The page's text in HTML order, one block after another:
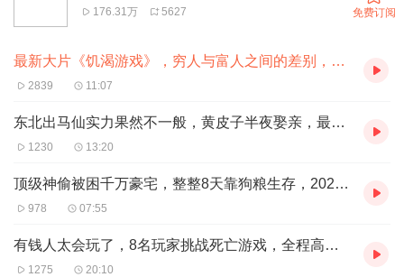
176.31万 5627 免费订阅
最新大片《饥渴游戏》，穷人与富人之间的差别，到底有多大
2839 11:07
东北出马仙实力果然不一般，黄皮子半夜娶亲，最新民俗电影
1230 13:20
顶级神偷被困千万豪宅，整整8天靠狗粮生存，2023最新电影
978 07:55
有钱人太会玩了，8名玩家挑战死亡游戏，全程高能毫无人性
1275 20:10